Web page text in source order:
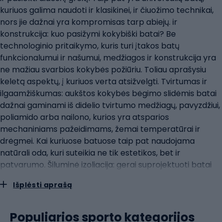
kuriuos galima naudoti ir klasikinei, ir čiuožimo technikai,
nors jie dažnai yra kompromisas tarp abiejų. ir
konstrukcija: kuo pasižymi kokybiški batai? Be
technologinio pritaikymo, kuris turi įtakos batų
funkcionalumui ir našumui, medžiagos ir konstrukcija yra
ne mažiau svarbios kokybės požiūriu. Toliau aprašysiu
keletą aspektų, į kuriuos verta atsižvelgti. Tvirtumas ir
ilgaamžiškumas: aukštos kokybės bėgimo slidėmis batai
dažnai gaminami iš didelio tvirtumo medžiagų, pavyzdžiui,
poliamido arba nailono, kurios yra atsparios
mechaniniams pažeidimams, žemai temperatūrai ir
drėgmei. Kai kuriuose batuose taip pat naudojama
natūrali oda, kuri suteikia ne tik estetikos, bet ir
patvarumo. Šiluminė izoliacija: gerai suprojektuoti batai
sintetinį užpildą arba šilumines membranas, o tai labai
naudojamos pažangios technologijos, pavyzdžiui,
Išplėsti aprašą
Populiarios sporto kategorijos